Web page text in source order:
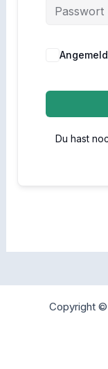
Du hast
Copyright ©